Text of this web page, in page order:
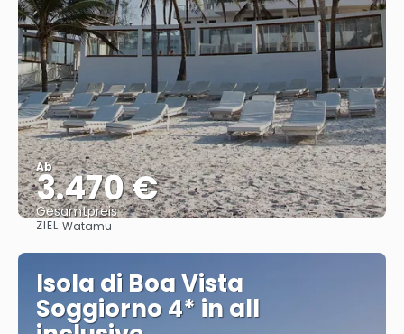
Ab
3.470 €
Gesamtpreis
ZIEL:Watamu
Isola di Boa Vista
Soggiorno 4* in all